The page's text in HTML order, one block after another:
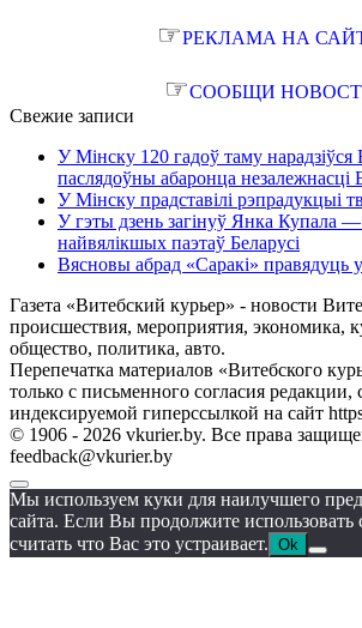
☞РЕКЛАМА НА
☞СООБЩИ
Свежие записи
У Мінску 120 гадоў таму
паслядоўны абаронца незалежнасці
У Мінску прадставілі рэпрадукцыі
У гэты дзень загінуў Янка Купала —
найвялікшых паэтаў Беларусі
Вясновы абрад «Саракі» правядуць
Газета «Витебский курьер» - новости
происшествия, мероприятия, экономика,
общество, политика, авто.
Перепечатка материалов «Витебского
только с письменного согласия редакции,
индексируемой гиперссылкой на сайт
© 1906 - 2026 vkurier.by. Все права
feedback@vkurier.by
Мы используем куки для наилучшего
сайта. Если Вы продолжите использовать
считать что Вас это устраивает. Ok